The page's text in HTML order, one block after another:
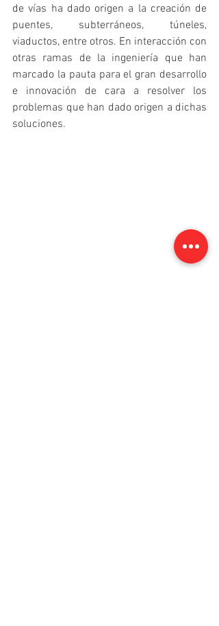
de vías ha dado origen a la creación de
puentes, subterráneos, túneles,
viaductos, entre otros. En interacción con
otras ramas de la ingeniería que han
marcado la pauta para el gran desarrollo
e innovación de cara a resolver los
problemas que han dado origen a dichas
soluciones.